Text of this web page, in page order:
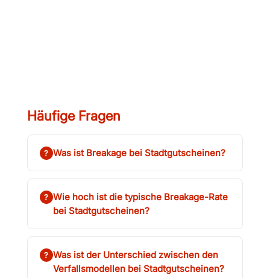
Häufige Fragen
? Was ist Breakage bei Stadtgutscheinen?
? Wie hoch ist die typische Breakage-Rate
bei Stadtgutscheinen?
? Was ist der Unterschied zwischen den
Verfallsmodellen bei Stadtgutscheinen?